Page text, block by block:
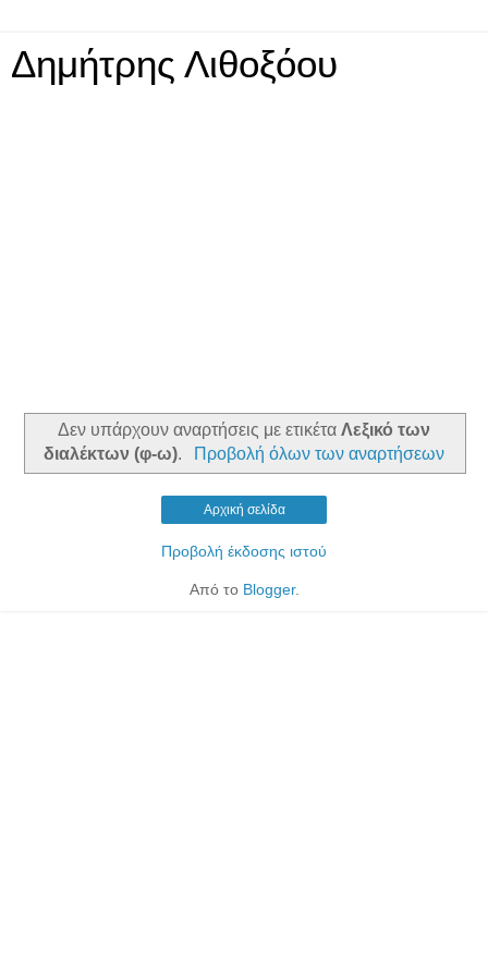
Δημήτρης Λιθοξόου
Δεν υπάρχουν αναρτήσεις με ετικέτα Λεξικό των
διαλέκτων (φ-ω). Προβολή όλων των αναρτήσεων
Αρχική σελίδα
Προβολή έκδοσης ιστού
Από το Blogger.